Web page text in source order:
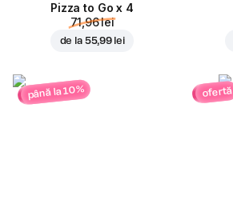
Pizza to Go x 4
71,96 lei
de la 55,99 lei
până la 10% ofertă